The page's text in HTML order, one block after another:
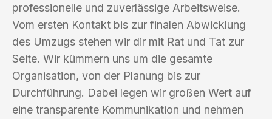
professionelle und zuverlässige Arbeitsweise.
Vom ersten Kontakt bis zur finalen Abwicklung
des Umzugs stehen wir dir mit Rat und Tat zur
Seite. Wir kümmern uns um die gesamte
Organisation, von der Planung bis zur
Durchführung. Dabei legen wir großen Wert auf
eine transparente Kommunikation und nehmen